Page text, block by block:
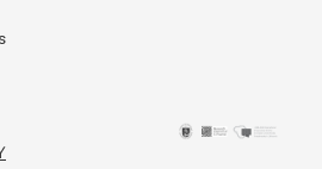
leidinys.